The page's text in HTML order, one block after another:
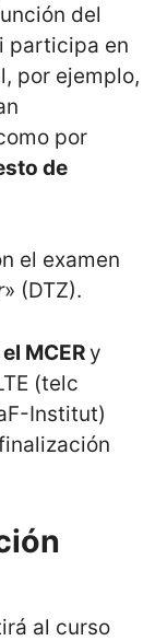
del
participa en
por ejemplo,
por
de
el examen
» (DTZ).
MCERy
(telc
Institut)
al curso